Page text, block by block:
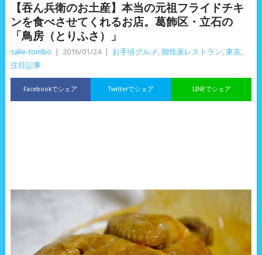
【吞ん兵衛のお土産】本当の元祖フライドチキ
ンを食べさせてくれるお店。葛飾区・立石の
「鳥房（とりふさ）」
sake-tombo 2016/01/24 お手頃グルメ 個性派レストラン 東京,
注目記事
Facebookでシェア LINEでシェア
Twitterでシェア